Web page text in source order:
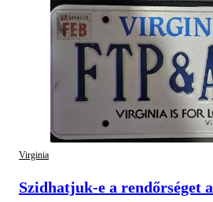
Virginia
Szidhatjuk-e a rendőrséget